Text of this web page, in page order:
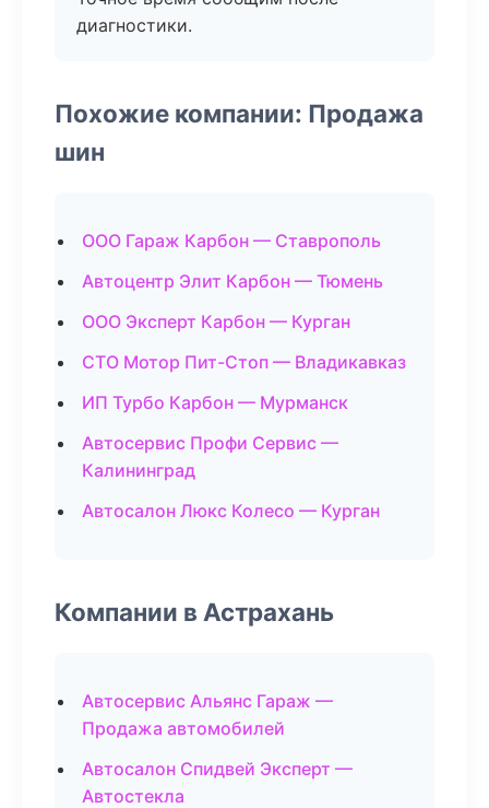
диагностики.
Похожие компании: Продажа
шин
ООО Гараж Карбон — Ставрополь
Автоцентр Элит Карбон — Тюмень
ООО Эксперт Карбон — Курган
СТО Мотор Пит-Стоп — Владикавказ
ИП Турбо Карбон — Мурманск
Автосервис Профи Сервис —
Калининград
Автосалон Люкс Колесо — Курган
Компании в Астрахань
Автосервис Альянс Гараж —
Продажа автомобилей
Автосалон Спидвей Эксперт —
Автостекла